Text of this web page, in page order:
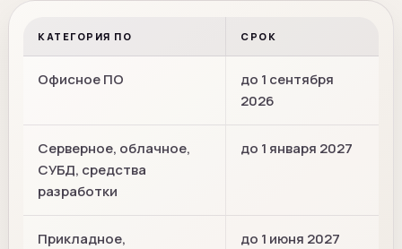
КАТЕГОРИЯ ПО СРОК
Офисное ПО
до 1 сентября
2026
Серверное, облачное,
СУБД, средства
разработки
до 1 января 2027
Прикладное,
до 1 июня 2027